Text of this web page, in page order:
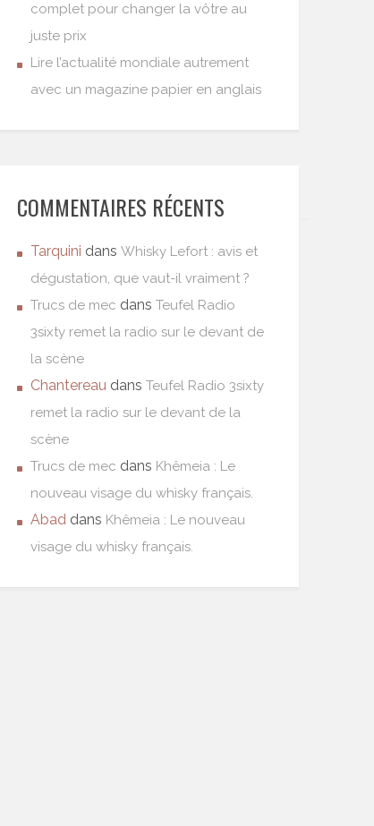
complet pour changer la vôtre au
juste prix
Lire l’actualité mondiale autrement
avec un magazine papier en anglais
COMMENTAIRES RÉCENTS
Tarquini dans Whisky Lefort : avis et
dégustation, que vaut-il vraiment ?
Trucs de mec dans Teufel Radio
3sixty remet la radio sur le devant de
la scène
Chantereau dans Teufel Radio 3sixty
remet la radio sur le devant de la
scène
Trucs de mec dans Khêmeia : Le
nouveau visage du whisky français.
Abad dans Khêmeia : Le nouveau
visage du whisky français.